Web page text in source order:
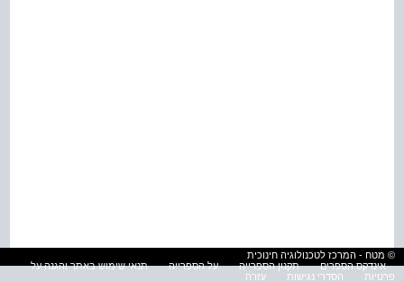
© מטח - המרכז לטכנולוגיה חינוכית
אינדקס הספרים
תקנון הספרייה על הספרייה
תנאי שימוש באתר והגנה על
פרטיות
הסדרי נגישות עזרה